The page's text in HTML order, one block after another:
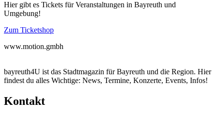
Hier gibt es Tickets für Veranstaltungen in Bayreuth und
Umgebung!
Zum Ticketshop
www.motion.gmbh
bayreuth4U ist das Stadtmagazin für Bayreuth und die Region. Hier
findest du alles Wichtige: News, Termine, Konzerte, Events, Infos!
Kontakt